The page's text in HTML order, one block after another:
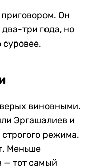
Он
три года, но
суровее.
виновными.
Эргашалиев и
режима.
Меньше
— тот самый